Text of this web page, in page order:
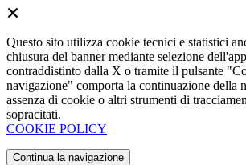
Questo sito utilizza cookie tecnici e statistici
chiusura del banner mediante selezione
contraddistinto dalla X o tramite il pulsante
navigazione" comporta la continuazione della
assenza di cookie o altri strumenti di
sopracitati.
COOKIE POLICY
Continua la navigazione